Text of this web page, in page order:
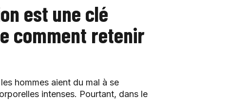
est une clé
comment retenir
hommes aient du mal à se
intenses. Pourtant, dans le